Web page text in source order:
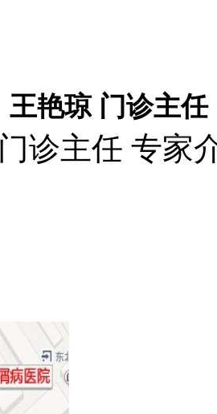
王艳琼 门诊主任
诊主任 专家